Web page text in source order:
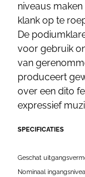
niveaus
klank op te
De
voor gebruik
van
produceert
over een dito
expressief
SPECIFICATIES
Geschat
Nominaal